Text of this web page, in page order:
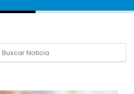
Buscar Noticia